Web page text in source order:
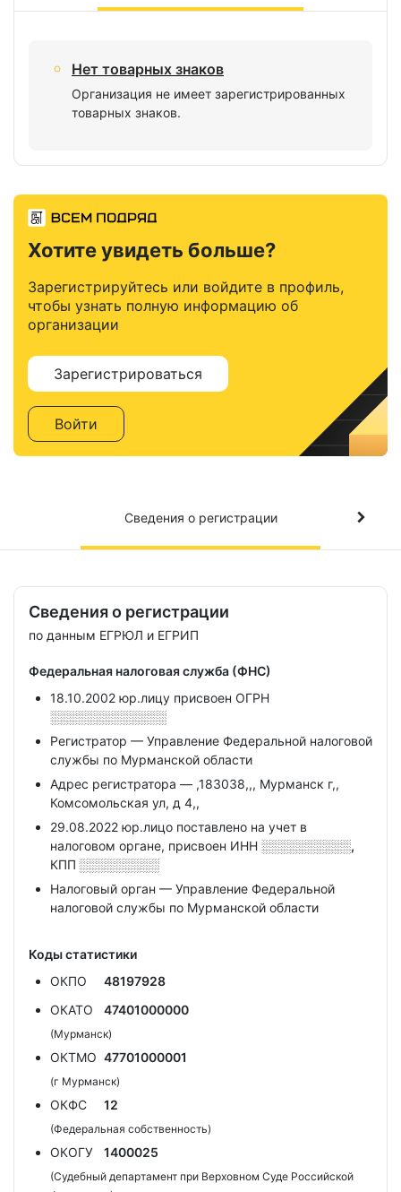
Нет товарных знаков
Организация не имеет зарегистрированных
товарных знаков.
Хотите увидеть больше?
Зарегистрируйтесь или войдите в профиль,
чтобы узнать полную информацию об
организации
Зарегистрироваться
Войти
Сведения о регистрации
Сведения о регистрации
по данным ЕГРЮЛ и ЕГРИП
Федеральная налоговая служба (ФНС)
18.10.2002 юр.лицу присвоен ОГРН
░░░░░░░░░░░░░
Регистратор — Управление Федеральной налоговой
службы по Мурманской области
Адрес регистратора — ,183038,,, Мурманск г,,
Комсомольская ул, д 4,,
29.08.2022 юр.лицо поставлено на учет в
налоговом органе, присвоен ИНН ░░░░░░░░░░,
КПП ░░░░░░░░░
Налоговый орган — Управление Федеральной
налоговой службы по Мурманской области
Коды статистики
ОКПО
48197928
ОКАТО
47401000000
(Мурманск)
ОКТМО 47701000001
(г Мурманск)
ОКФС 12
(Федеральная собственность)
ОКОГУ 1400025
(Судебный департамент при Верховном Суде Российской